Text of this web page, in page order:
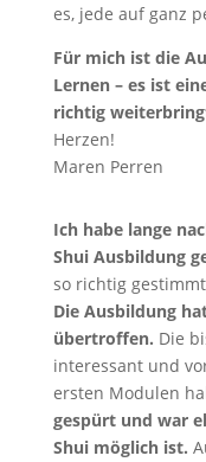
es, jede auf ganz
Für mich ist die
Lernen – es ist
richtig
Herzen!
Maren Perren
Ich habe lange
Shui Ausbildung
so richtig
Die Ausbildung
übertroffen. Die
interessant und
ersten Modulen
gespürt und war
Shui möglich ist.